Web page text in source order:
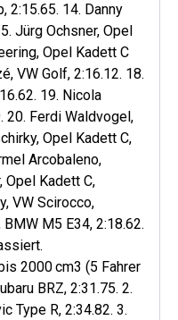
2:15.65. 14. Danny
Jürg Ochsner, Opel
Opel Kadett C
VW Golf, 2:16.12. 18.
19. Nicola
20. Ferdi Waldvogel,
Opel Kadett C,
Arcobaleno,
Opel Kadett C,
VW Scirocco,
M5 E34, 2:18.62.
2000 cm3 (5 Fahrer
BRZ, 2:31.75. 2.
Type R, 2:34.82. 3.